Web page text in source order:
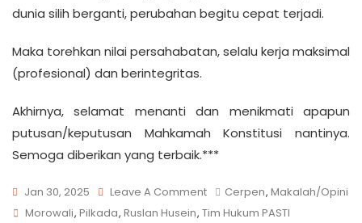
dunia silih berganti, perubahan begitu cepat terjadi.
Maka torehkan nilai persahabatan, selalu kerja maksimal
(profesional) dan berintegritas.
Akhirnya, selamat menanti dan menikmati apapun
putusan/keputusan Mahkamah Konstitusi nantinya.
Semoga diberikan yang terbaik.***
Jan 30, 2025 Leave A Comment Cerpen, Makalah/Opini
Morowali, Pilkada, Ruslan Husein, Tim Hukum PASTI